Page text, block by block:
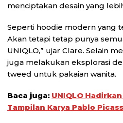
menciptakan desain yang
Seperti hoodie modern yang
Akan tetapi tetap punya
UNIQLO,” ujar Clare. Selain
juga melakukan eksplorasi
tweed untuk pakaian wanita.
Baca juga: UNIQLO
Tampilan Karya Pablo